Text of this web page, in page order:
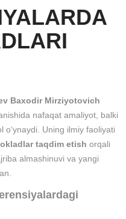
Baxodir Mirziyotovich
nafaqat amaliyot, balki
Uning ilmiy faoliyati
taqdim etish orqali
almashinuvi va yangi